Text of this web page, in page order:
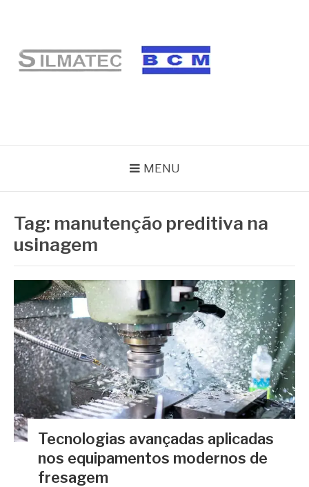
conteúdo
MENU
Tag: manutenção preditiva na
usinagem
Tecnologias avançadas aplicadas
nos equipamentos modernos de
fresagem